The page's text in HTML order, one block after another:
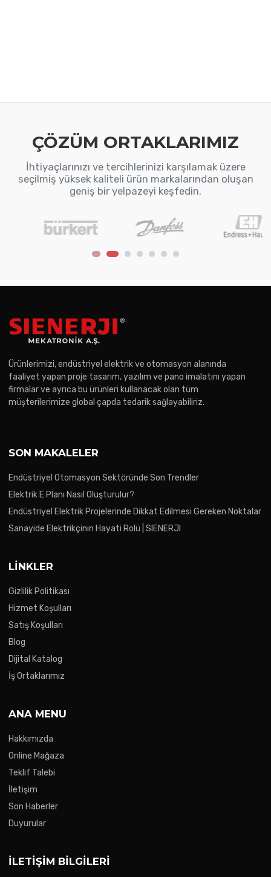
ÇÖZÜM ORTAKLARIMIZ
İhtiyaçlarınızı ve tercihlerinizi karşılamak üzere
seçilmiş yüksek kaliteli ürün markalarından oluşan
geniş bir yelpazeyi keşfedin.
Ürünlerimizi, endüstriyel elektrik ve otomasyon alanında
faaliyet yapan proje tasarım, yazılım ve pano imalatını yapan
firmalar ve ayrıca bu ürünleri kullanacak olan tüm
müşterilerimize global çapda tedarik sağlayabiliriz.
SON MAKALELER
Endüstriyel Otomasyon Sektöründe Son Trendler
Elektrik E Planı Nasıl Oluşturulur?
Endüstriyel Elektrik Projelerinde Dikkat Edilmesi Gereken Noktalar
Sanayide Elektrikçinin Hayati Rolü | SIENERJI
LINKLER
Gizlilik Politikası
Hizmet Koşulları
Satış Koşulları
Blog
Dijital Katalog
İş Ortaklarımız
ANA MENU
Hakkımızda
Online Mağaza
Teklif Talebi
İletişim
Son Haberler
Duyurular
İLETIŞIM BILGILERI